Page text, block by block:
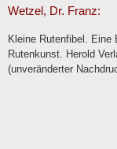
Contact
Terms
Wetzel, Dr. Franz:
Kleine Rutenfibel. Eine
Rutenkunst. Herold
(unveränderter